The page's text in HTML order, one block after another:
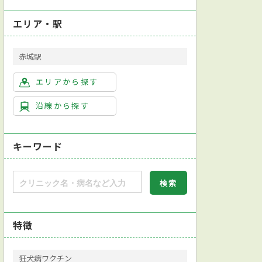
エリア・駅
赤城駅
エリアから探す
沿線から探す
キーワード
特徴
狂犬病ワクチン